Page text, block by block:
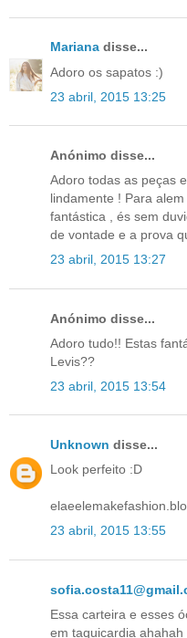
Mariana disse...
Adoro os sapatos :)
23 abril, 2015 13:25
Anónimo disse...
Adoro todas as peças
lindamente ! Para
fantástica , és sem
de vontade e a prova
23 abril, 2015 13:27
Anónimo disse...
Adoro tudo!! Estas
Levis??
23 abril, 2015 13:54
Unknown disse...
Look perfeito :D
23 abril, 2015 13:55
Essa carteira e esses
em taquicardia ahahah